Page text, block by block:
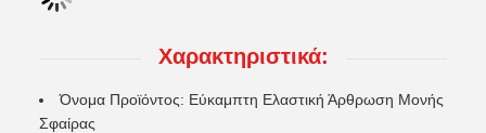
Χαρακτηριστικά:
Όνομα Προϊόντος: Εύκαμπτη Ελαστική Άρθρωση Μονής
Σφαίρας